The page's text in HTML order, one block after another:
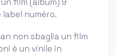
numéro.
non sbaglia un film
è un vinile in